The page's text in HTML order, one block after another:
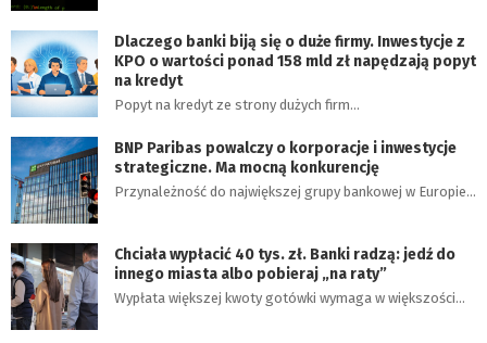
Dlaczego banki biją się o duże firmy. Inwestycje z
KPO o wartości ponad 158 mld zł napędzają popyt
na kredyt
Popyt na kredyt ze strony dużych firm…
BNP Paribas powalczy o korporacje i inwestycje
strategiczne. Ma mocną konkurencję
Przynależność do największej grupy bankowej w Europie…
Chciała wypłacić 40 tys. zł. Banki radzą: jedź do
innego miasta albo pobieraj „na raty”
Wypłata większej kwoty gotówki wymaga w większości…